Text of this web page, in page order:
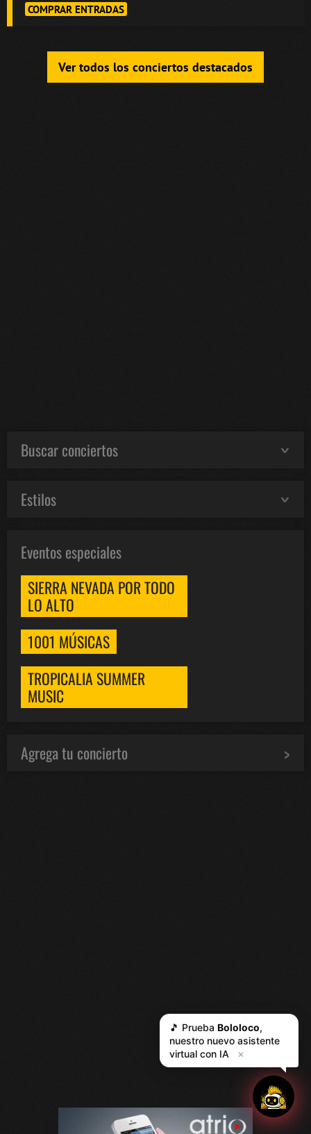
COMPRAR ENTRADAS
Ver todos los conciertos destacados
Buscar conciertos
Estilos
Eventos especiales
SIERRA NEVADA POR TODO
LO ALTO
1001 MÚSICAS
TROPICALIA SUMMER
MUSIC
Agrega tu concierto
🎵 Prueba Bololoco,
nuestro nuevo asistente
virtual con IA
✕